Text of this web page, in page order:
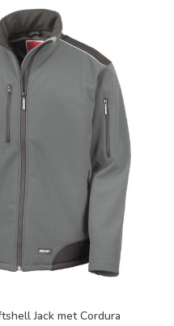
Jack met Cordura